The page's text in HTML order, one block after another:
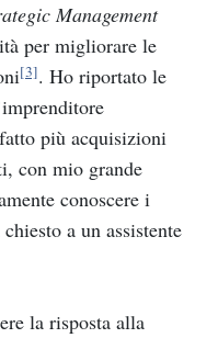
Management
per migliorare le
[3]. Ho riportato le
più acquisizioni
con mio grande
conoscere i
a un assistente
la risposta alla